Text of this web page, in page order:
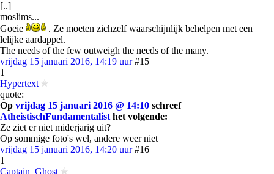
[..]
moslims...
Goeie
. Ze moeten zichzelf waarschijnlijk behelpen met een
lelijke aardappel.
The needs of the few outweigh the needs of the many.
vrijdag 15 januari 2016, 14:19 uur #15
1
Hypertext
quote:
Op vrijdag 15 januari 2016 @ 14:10 schreef
AtheistischFundamentalist het volgende:
Ze ziet er niet miderjarig uit?
Op sommige foto's wel, andere weer niet
vrijdag 15 januari 2016, 14:20 uur #16
1
Captain_Ghost